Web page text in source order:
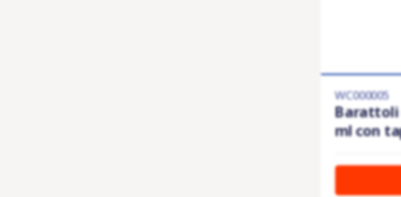
WC000005
Barattoli
ml con